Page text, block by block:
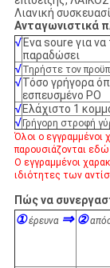
Λιανική
Ανταγωνιστικά
√Ένα soure για να
παραδώσει
√Τηρήστε τον
√Τόσο γρήγορα
εσπευσμένο PO
√Ελάχιστο 1
√ Γρήγορη στροφή
Όλοι ο εγγραμμένοι
παρουσιάζονται εδώ
Ο εγγραμμένοι
ιδιότητες των
Πώς να
① έρευνα ⇒ ②